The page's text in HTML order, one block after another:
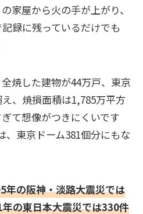
家屋から火の手が上がり、
録に残っているだけでも
焼した建物が44万戸、東京
、焼損面積は1,785万平方
て想像がつきにくいです
、東京ドーム381個分にもな
年の阪神・淡路大震災では
の東日本大震災では330件